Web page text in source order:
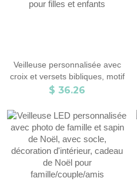
Veilleuse personnalisée avec
croix et versets bibliques, motif
papillon floral, en acrylique,
baptême, cadeau pour filles et
enfants
$ 36.26